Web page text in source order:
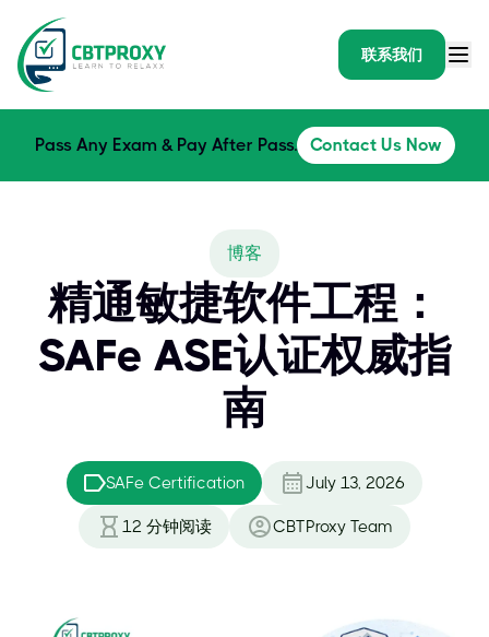
联系我们
Pass Any Exam & Pay After Pass. Contact Us Now
博客
精通敏捷软件工程：
SAFe ASE认证权威指
南
SAFe Certification July 13, 2026
12 分钟阅读 CBTProxy Team